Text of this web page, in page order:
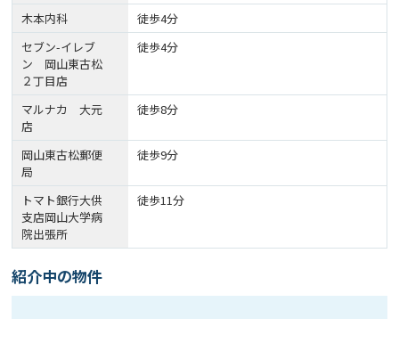
木本内科
徒歩4分
セブン-イレブ
ン 岡山東古松
２丁目店
徒歩4分
マルナカ 大元
店
徒歩8分
岡山東古松郵便
局
徒歩9分
トマト銀行大供
支店岡山大学病
院出張所
徒歩11分
紹介中の物件